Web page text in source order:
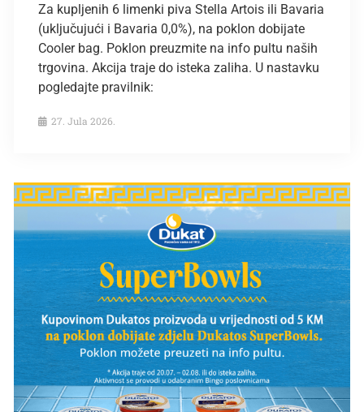
Za kupljenih 6 limenki piva Stella Artois ili Bavaria
(uključujući i Bavaria 0,0%), na poklon dobijate
Cooler bag. Poklon preuzmite na info pultu naših
trgovina. Akcija traje do isteka zaliha. U nastavku
pogledajte pravilnik:
27. Jula 2026.